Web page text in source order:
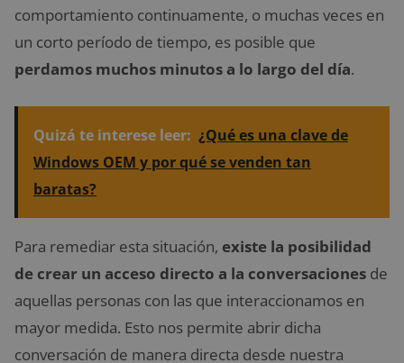
comportamiento continuamente, o muchas veces en
un corto período de tiempo, es posible que
perdamos muchos minutos a lo largo del día.
Quizá te interese leer: ¿Qué es una clave de
Windows OEM y por qué se venden tan
baratas?
Para remediar esta situación, existe la posibilidad
de crear un acceso directo a la conversaciones de
aquellas personas con las que interaccionamos en
mayor medida. Esto nos permite abrir dicha
conversación de manera directa desde nuestra